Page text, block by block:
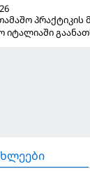
პრაქტიკის
იტალიაში